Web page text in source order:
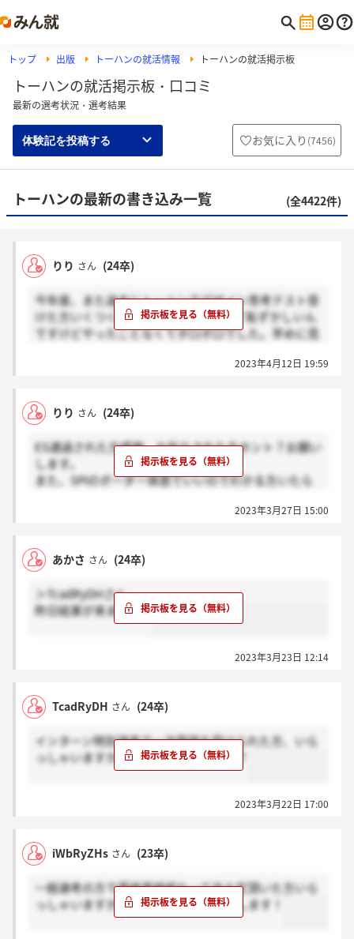
トップ 出版 トーハンの就活情報 トーハンの就活掲示板
トーハンの就活掲示板・口コミ
最新の選考状況・選考結果
体験記を投稿する お気に入り (7456)
トーハンの最新の書き込み一覧 (全4422件)
りり さん (24卒)
今年度、また過去にトーハンでデザイン思考テスト受
けた方いくつくらい数出しましたか...？恥ずかしいん
ですけどやったことなくてボロボロでした。早めに見
2023年4月12日 19:59
りり さん (24卒)
ES通過された方感謝、お祈りされた方ホント？お願い
します。
また、SPIのボーダー体感でいいのでわかる方いたら
2023年3月27日 15:00
あかさ さん (24卒)
＞TcadRyDHさん
昨日結果が来ました。
2023年3月23日 12:14
TcadRyDH さん (24卒)
インターン特別選考で一次面接を受けられた方、いら
っしゃいますか？もう結果来ましたか？
2023年3月22日 17:00
iWbRyZHs さん (23卒)
一般選考の方で最終面接終わって内々定頂いた方いら
っしゃいますか？？感謝ボタンお願いします！